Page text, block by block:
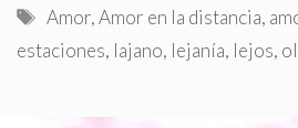
Etiquetas
Amor,Amor en la distancia,
estaciones, lajano, lejanía, lejos,